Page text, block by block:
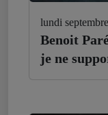
lundi
Benoit
je ne